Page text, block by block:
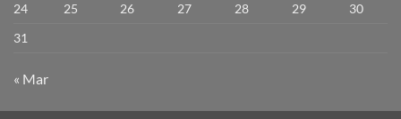
24
25 26 27 28 29
30
31
« Mar